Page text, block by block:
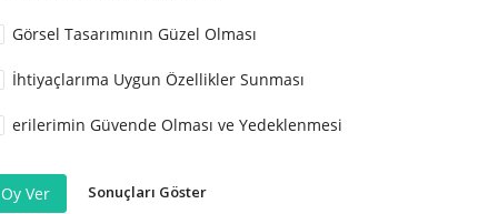
Görsel Tasarımının Güzel Olması
İhtiyaçlarıma Uygun Özellikler Sunması
erilerimin Güvende Olması ve Yedeklenmesi
Oy Ver Sonuçları Göster